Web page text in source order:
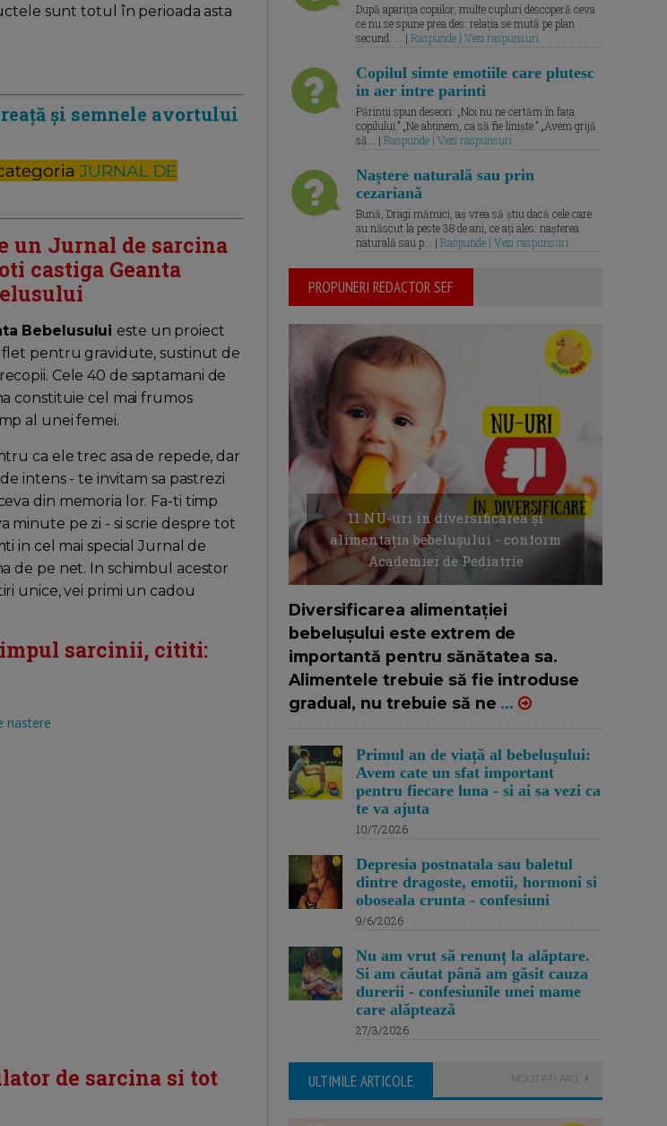
sunt totul în perioada asta
și semnele avortului
JURNAL DE
un Jurnal de sarcina
castiga Geanta
Bebelusului este un proiect
pentru gravidute, sustinut de
Cele 40 de saptamani de
constituie cel mai frumos
al unei femei.
ca ele trec asa de repede, dar
de intens - te invitam sa pastrezi
din memoria lor. Fa-ti timp
minute pe zi - si scrie despre tot
in cel mai special Jurnal de
de pe net. In schimbul acestor
unice, vei primi un cadou
sarcinii, cititi:
nastere
de sarcina si tot
După apariția copiilor, multe cupluri descoperă ceva
ce nu se spune prea des: relația se mută pe plan
secund. ... | Raspunde | Vezi raspunsuri
Copilul simte emotiile care plutesc
in aer intre parinti
Părinții spun deseori: „Noi nu ne certăm în fața
copilului.” „Ne abținem, ca să fie liniște.” „Avem grijă
să... | Raspunde | Vezi raspunsuri
Naștere naturală sau prin
cezariană
Bună, Dragi mămici, aș vrea să știu dacă cele care
au născut la peste 38 de ani, ce ați ales: nașterea
naturală sau p... | Raspunde | Vezi raspunsuri
PROPUNERI REDACTOR SEF
11 NU-uri in diversificarea și
alimentația bebelușului - conform
Academiei de Pediatrie
Diversificarea alimentației
bebelușului este extrem de
importantă pentru sănătatea sa.
Alimentele trebuie să fie introduse
gradual, nu trebuie să ne ...
Primul an de viață al bebelușului:
Avem cate un sfat important
pentru fiecare luna - si ai sa vezi ca
te va ajuta
10/7/2026
Depresia postnatala sau baletul
dintre dragoste, emotii, hormoni si
oboseala crunta - confesiuni
9/6/2026
Nu am vrut să renunț la alăptare.
Si am căutat până am găsit cauza
durerii - confesiunile unei mame
care alăptează
27/3/2026
ULTIMILE ARTICOLE NOUTATI AICI